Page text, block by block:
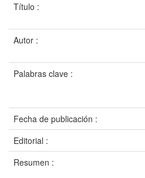
Título :
Autor :
Palabras clave :
Fecha de publicación :
Editorial :
Resumen :